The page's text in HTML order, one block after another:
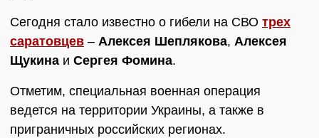
Сегодня стало известно о гибели на СВО трех
саратовцев – Алексея Шеплякова, Алексея
Щукина и Сергея Фомина.
Отметим, специальная военная операция
ведется на территории Украины, а также в
приграничных российских регионах.